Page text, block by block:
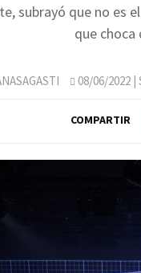
subrayó que no es
que
08/06/2022 |
COMPARTIR